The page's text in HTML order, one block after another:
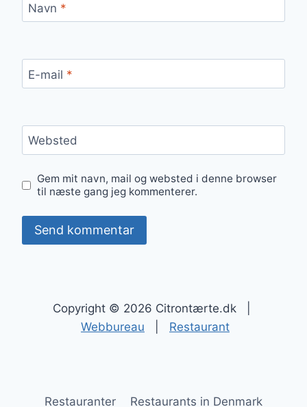
Navn *
E-mail *
Websted
Gem mit navn, mail og websted i denne browser
til næste gang jeg kommenterer.
Copyright © 2026 Citrontærte.dk |
Webbureau
Restaurant
Restauranter Restaurants in Denmark